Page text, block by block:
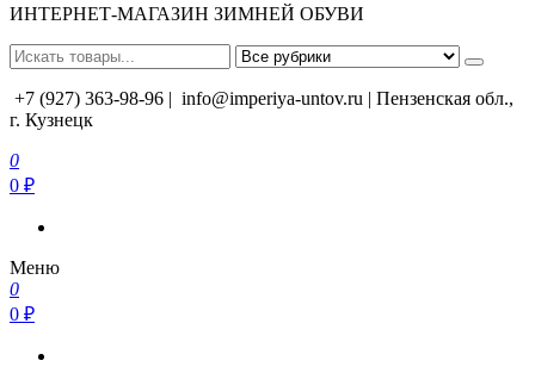
ИНТЕРНЕТ-МАГАЗИН ЗИМНЕЙ ОБУВИ
+7 (927) 363-98-96 | info@imperiya-untov.ru | Пензенская обл.,
г. Кузнецк
0
0 ₽
Меню
0
0 ₽